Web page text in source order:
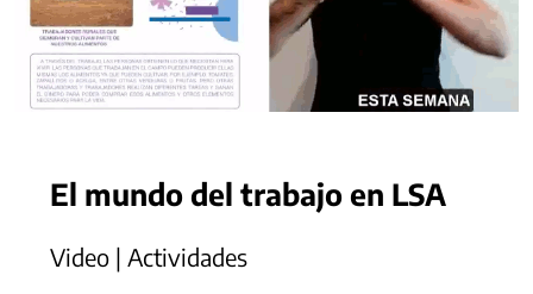
El mundo del trabajo en LSA
Video | Actividades